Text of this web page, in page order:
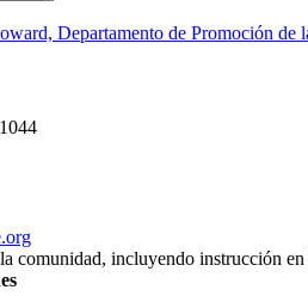
Departamento de Promoción
comunidad, incluyendo instrucción